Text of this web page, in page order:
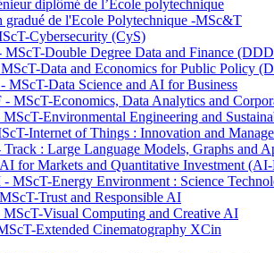
diplômé de l’École polytechnique
gradué de l'Ecole Polytechnique -MSc&T
Cybersecurity (CyS)
Double Degree Data and Finance
Data and Economics for Public Policy
Data Science and AI for Business
MScT-Economics, Data Analytics and
Environmental Engineering and
Internet of Things : Innovation and
: Large Language Models, Graphs and
for Markets and Quantitative Investment
MScT-Energy Environment : Science
Trust and Responsible AI
Visual Computing and Creative AI
Extended Cinematography XCin